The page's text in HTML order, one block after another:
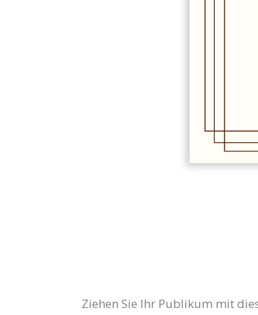
Ziehen Sie Ihr Publikum mit